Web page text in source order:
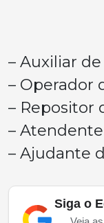
– Auxiliar
– Operador
– Repositor
–
– Ajudante
Siga o